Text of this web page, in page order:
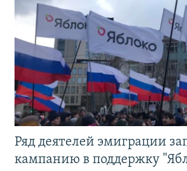
Ряд деятелей эмиграции
кампанию в поддержку